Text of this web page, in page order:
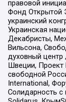
правовой
Фонд Открытой
украинский
Украинская
Декабристы,
Вильсона,
духовный центр
Швеции,
свободной
International,
Солидарность